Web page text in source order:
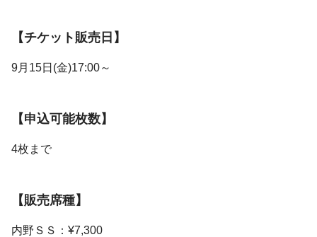
【チケット販売日】
9月15日(金)17:00～
【申込可能枚数】
4枚まで
【販売席種】
内野ＳＳ：¥7,300